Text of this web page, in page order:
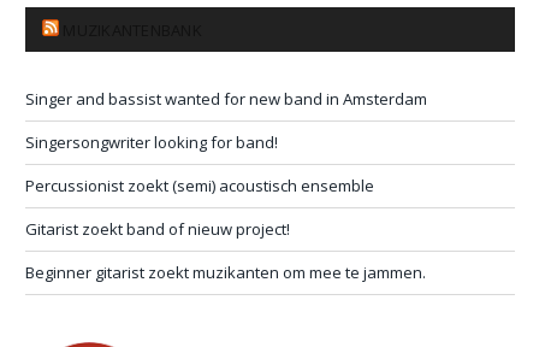
Singer and bassist wanted for new band in Amsterdam
Singersongwriter looking for band!
Percussionist zoekt (semi) acoustisch ensemble
Gitarist zoekt band of nieuw project!
Beginner gitarist zoekt muzikanten om mee te jammen.